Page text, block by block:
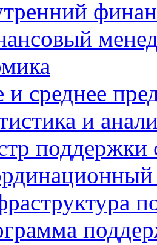
среднее
и